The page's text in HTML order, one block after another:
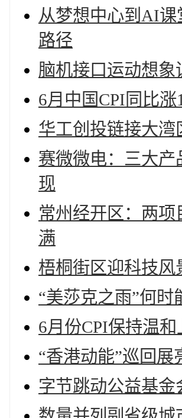
从梦想中心到AI课
路径
脑机接口运动想
6月中国CPI同比
华工创投链接大
赛微微电：三大产
现
常州经开区：两项
满
梧桐街区迎科技风
“美莎克之雨”何时
6月份CPI保持温
“香港动能”巡回
字节跳动公益基